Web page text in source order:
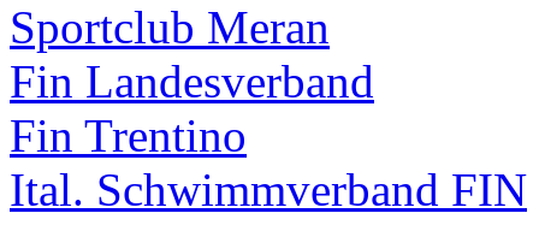
Sportclub Meran
Fin Landesverband
Fin Trentino
Ital. Schwimmverband FIN